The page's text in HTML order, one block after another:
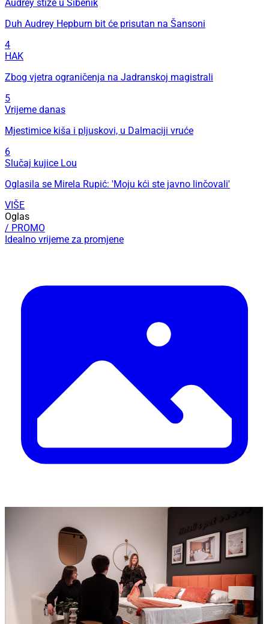
Audrey stiže u Šibenik
Duh Audrey Hepburn bit će prisutan na Šansoni
4
HAK
Zbog vjetra ograničenja na Jadranskoj magistrali
5
Vrijeme danas
Mjestimice kiša i pljuskovi, u Dalmaciji vruće
6
Slučaj kujice Lou
Oglasila se Mirela Rupić: 'Moju kći ste javno linčovali'
VIŠE
Oglas
/ PROMO
Idealno vrijeme za promjene